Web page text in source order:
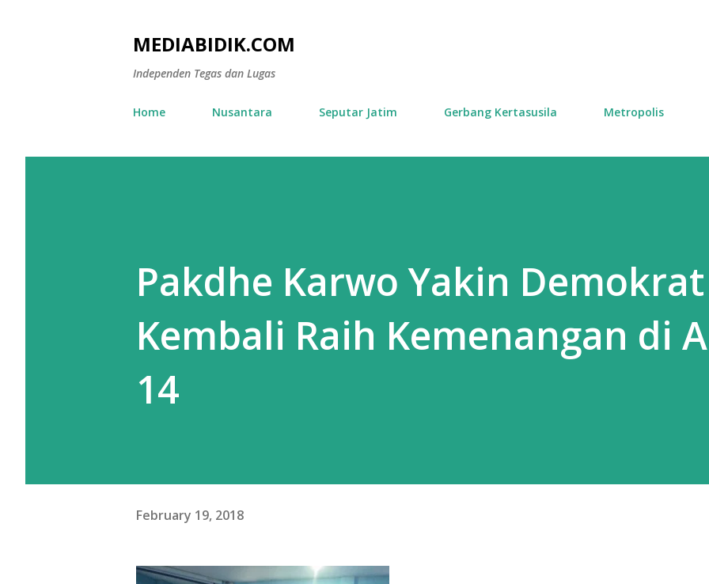
MEDIABIDIK.COM
Independen Tegas dan Lugas
Home Nusantara Seputar Jatim Gerbang Kertasusila Metropolis
Pakdhe Karwo Yakin Demokrat
Kembali Raih Kemenangan di
14
February 19, 2018